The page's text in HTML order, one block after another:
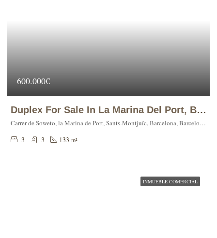
600.000€
Duplex For Sale In La Marina Del Port, Barcelona
Carrer de Soweto, la Marina de Port, Sants-Montjuïc, Barcelona, Barcelonès, Barcelona, Catalunya, 08001, España
3 3 133 m²
INMUEBLE COMERCIAL